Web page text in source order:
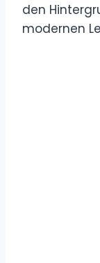
den
modernen